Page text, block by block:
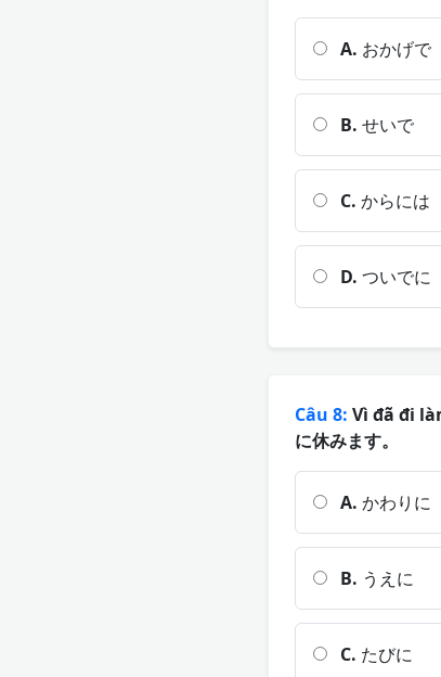
A. おかげで
B. せいで
C. からには
D. ついでに
Câu 8: Vì đã đi
に休みます。
A. かわりに
B. うえに
C. たびに